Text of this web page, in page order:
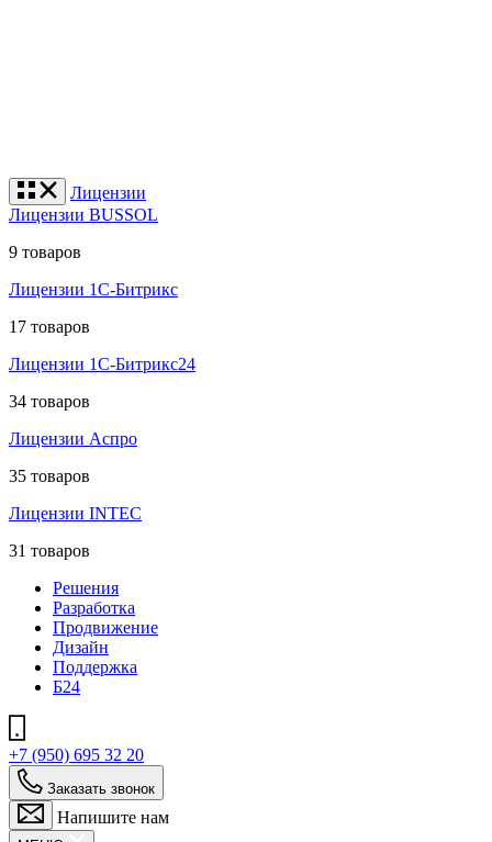
Лицензии
Лицензии BUSSOL
9 товаров
Лицензии 1С-Битрикс
17 товаров
Лицензии 1С-Битрикс24
34 товаров
Лицензии Аспро
35 товаров
Лицензии INTEC
31 товаров
Решения
Разработка
Продвижение
Дизайн
Поддержка
Б24
+7 (950) 695 32 20
Заказать звонок
Напишите нам